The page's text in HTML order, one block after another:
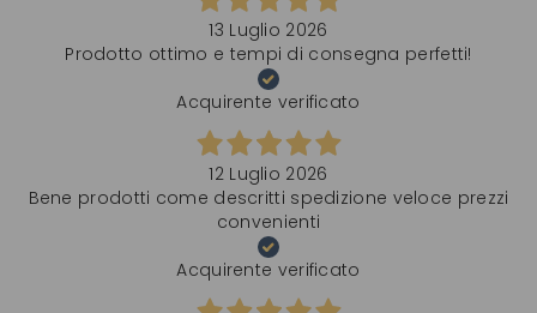
13 Luglio 2026
Prodotto ottimo e tempi di consegna perfetti!
Acquirente verificato
12 Luglio 2026
Bene prodotti come descritti spedizione veloce prezzi
convenienti
Acquirente verificato